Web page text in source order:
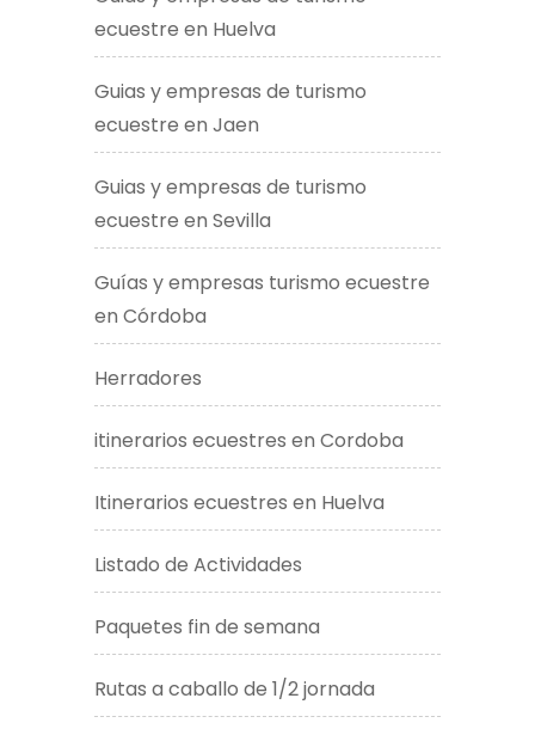
ecuestre en Huelva
Guias y empresas de turismo
ecuestre en Jaen
Guias y empresas de turismo
ecuestre en Sevilla
Guías y empresas turismo ecuestre
en Córdoba
Herradores
itinerarios ecuestres en Cordoba
Itinerarios ecuestres en Huelva
Listado de Actividades
Paquetes fin de semana
Rutas a caballo de 1/2 jornada